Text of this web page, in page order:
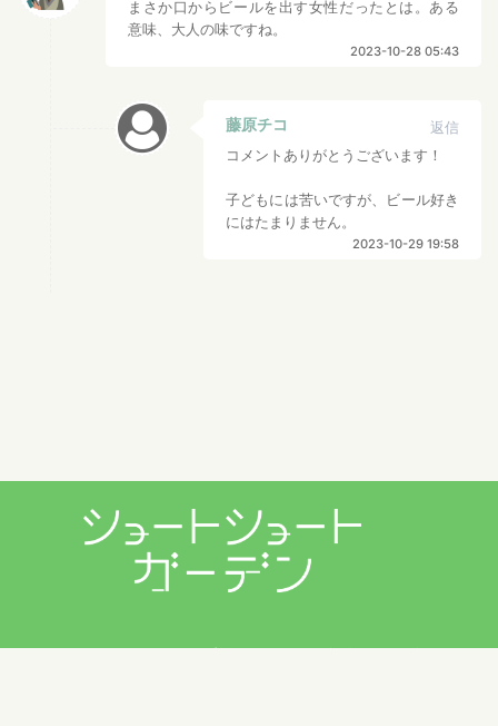
まさか口からビールを出す女性だったとは。ある
意味、大人の味ですね。
2023-10-28 05:43
藤原チコ
返信
コメントありがとうございます！
子どもには苦いですが、ビール好き
にはたまりません。
2023-10-29 19:58
プライバシーポリシー 利用規約 お問い合わせ